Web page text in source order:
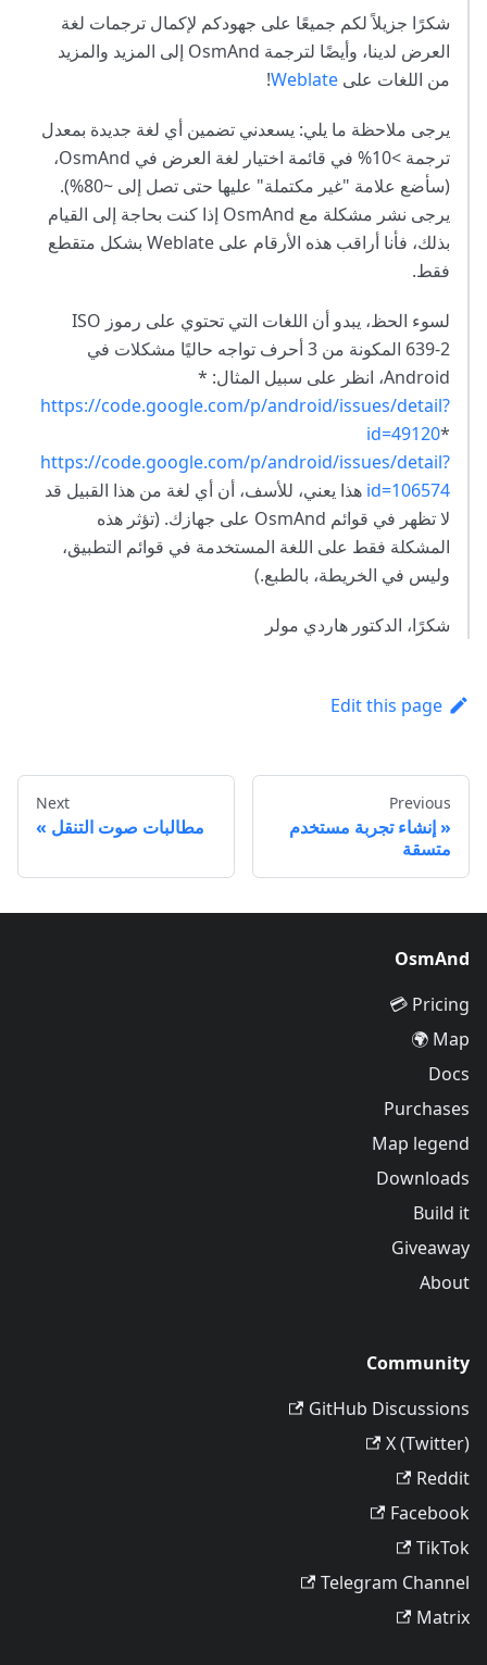
شكرًا جزيلاً لكم جميعًا على جهودكم لإكمال ترجمات لغة
العرض لدينا، وأيضًا لترجمة OsmAnd إلى المزيد والمزيد
من اللغات على Weblate
!
يرجى ملاحظة ما يلي: يسعدني تضمين أي لغة جديدة بمعدل
ترجمة >10% في قائمة اختيار لغة العرض في OsmAnd،
(سأضع علامة "غير مكتملة" عليها حتى تصل إلى ~80%).
يرجى نشر مشكلة مع OsmAnd إذا كنت بحاجة إلى القيام
بذلك، فأنا أراقب هذه الأرقام على Weblate بشكل متقطع
فقط.
لسوء الحظ، يبدو أن اللغات التي تحتوي على رموز ISO
639-2 المكونة من 3 أحرف تواجه حاليًا مشكلات في
Android، انظر على سبيل المثال: *
https://code.google.com/p/android/issues/detail?
id=49120*
https://code.google.com/p/android/issues/detail?
id=106574 هذا يعني، للأسف، أن أي لغة من هذا القبيل قد
لا تظهر في قوائم OsmAnd على جهازك. (تؤثر هذه
المشكلة فقط على اللغة المستخدمة في قوائم التطبيق،
وليس في الخريطة، بالطبع.)
شكرًا، الدكتور هاردي مولر
Edit this page
Previous
إنشاء تجربة مستخدم
متسقة
Next
مطالبات صوت التنقل
OsmAnd
Pricing 💳
Map 🌍
Docs
Purchases
Map legend
Downloads
Build it
Giveaway
About
Community
GitHub Discussions
X (Twitter)
Reddit
Facebook
TikTok
Telegram Channel
Matrix